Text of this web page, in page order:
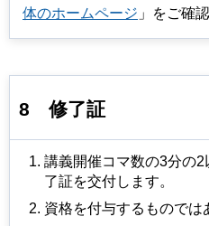
体のホームページ 」をご確
8 修了証
講義開催コマ数の3分の
了証を交付します。
資格を付与するものでは